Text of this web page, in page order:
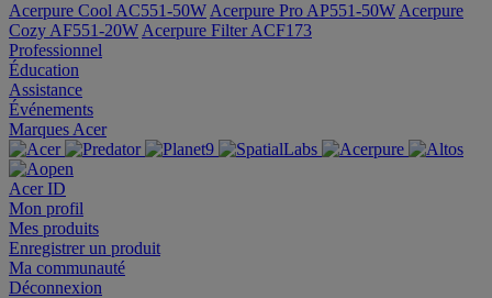
Acerpure Cool AC551-50W Acerpure Pro AP551-50W Acerpure
Cozy AF551-20W Acerpure Filter ACF173
Professionnel
Éducation
Assistance
Événements
Marques Acer
Acer ID
Mon profil
Mes produits
Enregistrer un produit
Ma communauté
Déconnexion